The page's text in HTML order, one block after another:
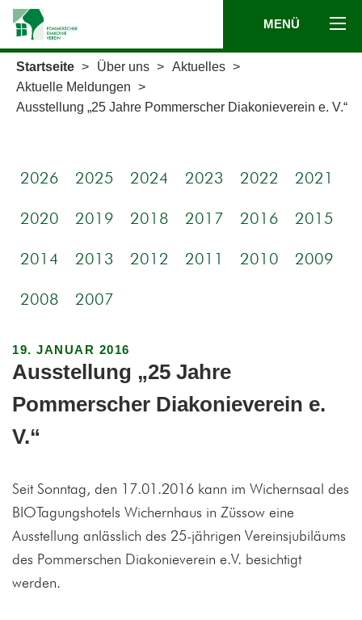
MENÜ
Startseite > Über uns > Aktuelles >
Aktuelle Meldungen >
Ausstellung „25 Jahre Pommerscher Diakonieverein e. V.“
2026 2025 2024 2023 2022 2021
2020 2019 2018 2017 2016 2015
2014 2013 2012 2011 2010 2009
2008 2007
19. JANUAR 2016
Ausstellung „25 Jahre
Pommerscher Diakonieverein e.
V.“
Seit Sonntag, den 17.01.2016 kann im Wichernsaal des
BIOTagungshotels Wichernhaus in Züssow eine
Ausstellung anlässlich des 25-jährigen Vereinsjubiläums
des Pommerschen Diakonieverein e.V. besichtigt
werden.